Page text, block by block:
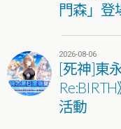
門森」登
2026-08-06
[死神]東
活動